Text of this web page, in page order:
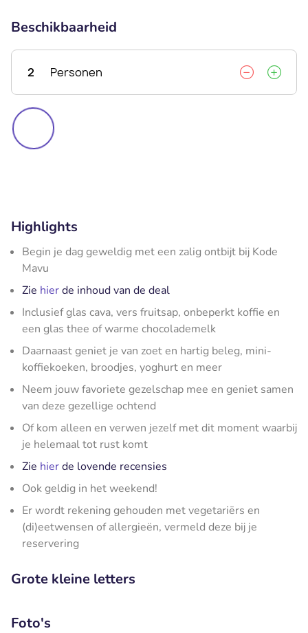
Beschikbaarheid
2 Personen
Highlights
Begin je dag geweldig met een zalig ontbijt bij Kode
Mavu
Zie hierde inhoud van de deal
Inclusief glas cava, vers fruitsap, onbeperkt koffie en
een glas thee of warme chocolademelk
Daarnaast geniet je van zoet en hartig beleg, mini-
koffiekoeken, broodjes, yoghurt en meer
Neem jouw favoriete gezelschap mee en geniet samen
van deze gezellige ochtend
Of kom alleen en verwen jezelf met dit moment waarbij
je helemaal tot rust komt
Zie hierde lovende recensies
Ook geldig in het weekend!
Er wordt rekening gehouden met vegetariërs en
(di)eetwensen of allergieën, vermeld deze bij je
reservering
Grote kleine letters
Foto's